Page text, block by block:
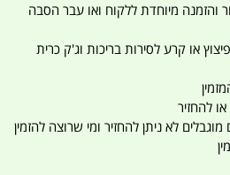
והזמנה מיוחדת ללקוח ואו עבר הסבה
או קרע לסירות בריכות וג'ק כרית
להחזיר
לא ניתן להחזיר ומי שרוצה להזמין